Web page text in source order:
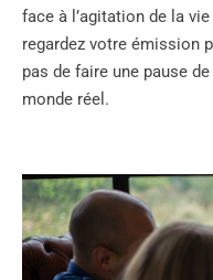
face à l’agitation de la
regardez votre émission
pas de faire une pause
monde réel.